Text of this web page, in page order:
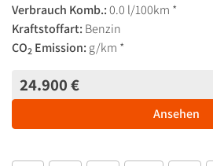
Verbrauch Komb.:0.0 l/100km *
Kraftstoffart: Benzin
CO2 Emission: g/km *
24.900 €
Ansehen